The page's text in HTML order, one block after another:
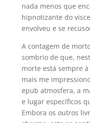
nada menos que
hipnotizante do
envolveu e se
A contagem de
sombrio de que,
morte está sempre
mais me
epub atmosfera, a
e lugar específicos
Embora os outros